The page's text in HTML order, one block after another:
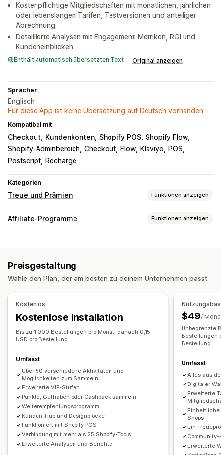
Kostenpflichtige Mitgliedschaften mit monatlichen, jährlichen
oder lebenslangen Tarifen, Testversionen und anteiliger
Abrechnung.
Detaillierte Analysen mit Engagement-Metriken, ROI und
Kundeneinblicken.
Enthält automatisch übersetzten Text Original anzeigen
Sprachen
Englisch
Für diese App ist keine Übersetzung auf Deutsch vorhanden.
Kompatibel mit
Checkout Kundenkonten Shopify POS Shopify Flow
Shopify-Adminbereich Checkout Flow Klaviyo
POS
Postscript
Recharge
Kategorien
Treue und Prämien Funktionen anzeigen
Programmtypen
Prämien, die du anbieten kannst
Geschenkgutscheine
POS-Prämien
Versandtarife
Kostenloser Versand
Exklusiver Zugriff
Events
Affiliate-Programme Funktionen anzeigen
Benutzerdefinierte Provision
Produktprovision Lizenzgebühren Gestaffelte Vorteile
Betrugsschutz Tracking in Echtzeit
Affiliate-Erfahrung
Benutzerdefinierte Dashboards Seitenerstellung
Benutzerdefinierte Registrierung
Markenspezifisches Portal
Benutzerdefinierte Links und Rabatte
Benutzerdefinierte Formulare
Benutzerdefiniertes Branding
Zahlungen
Automatische Zahlungen
Preisgestaltung
Wähle den Plan, der am besten zu deinem Unternehmen passt.
Kostenlos
Kostenlose Installation
Bis zu 1.000 Bestellungen pro Monat, danach 0,15
USD pro Bestellung.
Umfasst
Über 50 verschiedene Aktivitäten und
Möglichkeiten zum Sammeln.
Erweiterte VIP-Stufen
Punkte, Guthaben oder Cashback sammeln
Weiterempfehlungsprogramm
Kunden-Hub und Designblöcke
Funktioniert mit Shopify POS
Verbindung mit mehr als 25 Shopify-Tools
Erweiterte Analysen und Berichte
$49/
Unbegrenzte
Bestellungen
Bestellung.
Umfasst
Alles aus
Digitaler
Erweiterte
Shops
Ein
Erweiterte